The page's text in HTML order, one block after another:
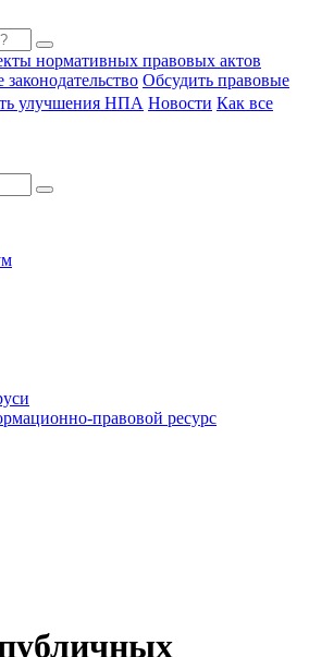
нормативных правовых актов
Обсудить правовые
улучшения НПА Новости Как все
правовой ресурс